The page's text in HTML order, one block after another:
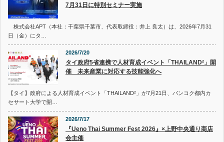
7月31日に特別セミナー実施
株式会社APT（本社：千葉県千葉市、代表取締役：井上 良太）は、2026年7月31
日（金）にタ…
2026/7/20
タイ政府5省連携で人材育成イベント「THAILAND²」開
催 未来産業に対応する技能強化へ
【タイ】政府による人材育成イベント「THAILAND²」が7月21日、バンコク都内カ
セサート大学で開…
2026/7/17
『Ueno Thai Summer Fest 2026』×上野中央通り商店
会主催